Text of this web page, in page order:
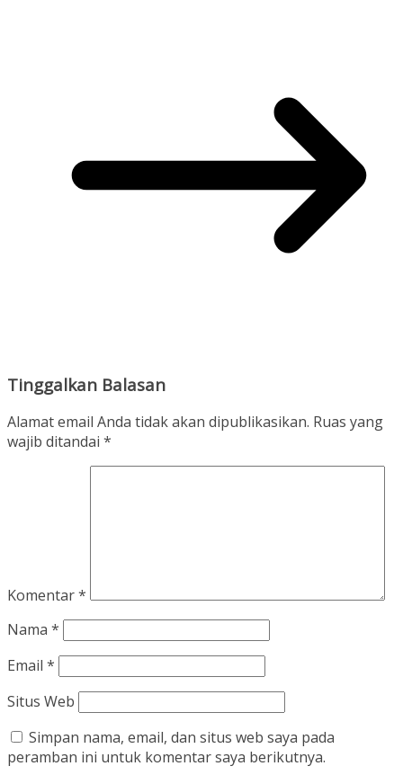
Tinggalkan Balasan
Alamat email Anda tidak akan dipublikasikan. Ruas yang
wajib ditandai *
Komentar*
Nama *
Email *
Situs Web
Simpan nama, email, dan situs web saya pada
peramban ini untuk komentar saya berikutnya.